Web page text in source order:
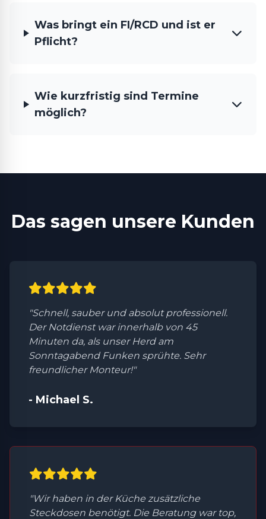
Was bringt ein FI/RCD und ist er
Pflicht?
Wie kurzfristig sind Termine
möglich?
Das sagen unsere Kunden
"Schnell, sauber und absolut professionell.
Der Notdienst war innerhalb von 45
Minuten da, als unser Herd am
Sonntagabend Funken sprühte. Sehr
freundlicher Monteur!"
- Michael S.
"Wir haben in der Küche zusätzliche
Steckdosen benötigt. Die Beratung war top,